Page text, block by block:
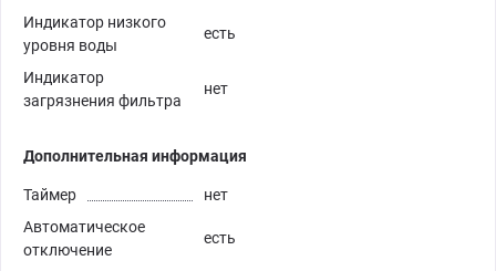
Индикатор низкого
уровня воды
есть
Индикатор
загрязнения фильтра
нет
Дополнительная информация
Таймер
нет
Автоматическое
отключение
есть